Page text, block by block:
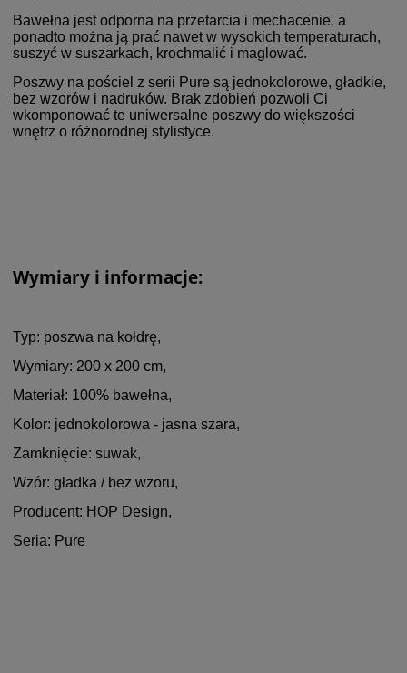
Bawełna jest odporna na przetarcia i mechacenie, a
ponadto można ją prać nawet w wysokich temperaturach,
suszyć w suszarkach, krochmalić i maglować.
Poszwy na pościel z serii Pure są jednokolorowe, gładkie,
bez wzorów i nadruków. Brak zdobień pozwoli Ci
wkomponować te uniwersalne poszwy do większości
wnętrz o różnorodnej stylistyce.
Wymiary i informacje:
Typ: poszwa na kołdrę,
Wymiary: 200 x 200 cm,
Materiał: 100% bawełna,
Kolor: jednokolorowa - jasna szara,
Zamknięcie: suwak,
Wzór: gładka / bez wzoru,
Producent: HOP Design,
Seria: Pure